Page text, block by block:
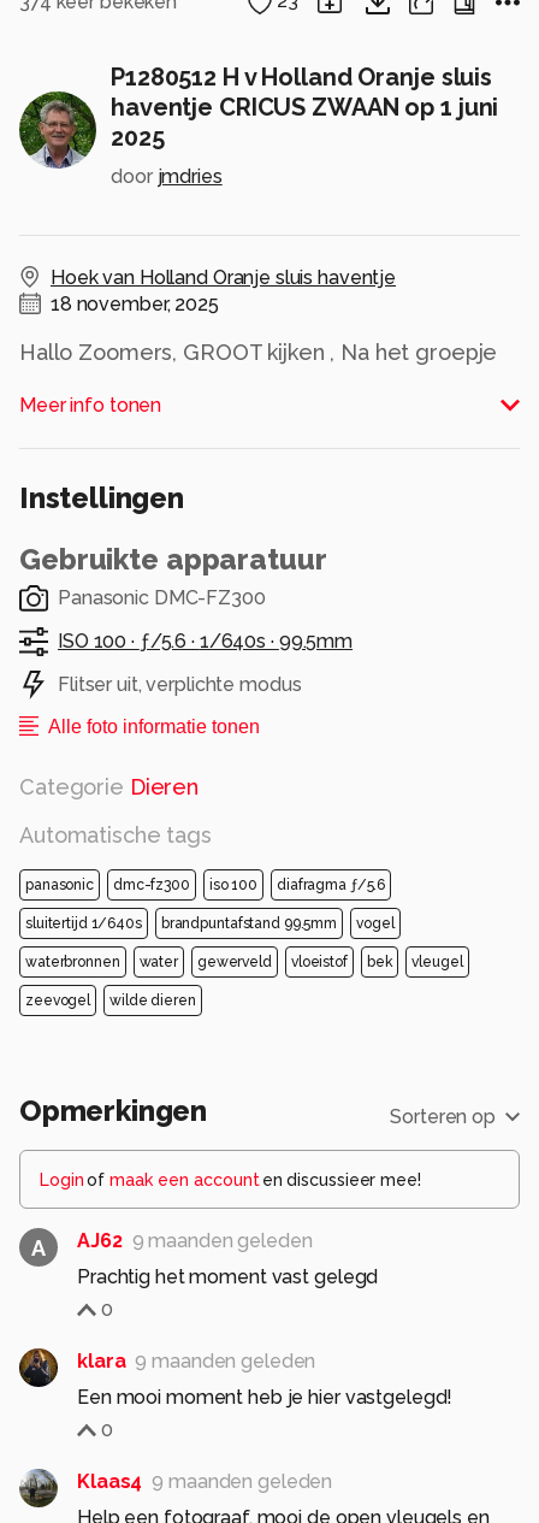
P1280512 H v Holland Oranje sluis
haventje CRICUS ZWAAN op 1 juni
2025
door jmdries
Hoek van Holland Oranje sluis haventje
18 november, 2025
Hallo Zoomers, GROOT kijken , Na het groepje
midden in het haventje bezig een LIVE SHOW
op te voeren , Dit duurde minuten lang en hij
Iedereen weer bedankt voor de reactie s op de
Groeten Jos Dries
Alle rechten voorbehouden
Meer info tonen
Instellingen
Gebruikte apparatuur
Panasonic DMC-FZ300
ISO 100 · ƒ/5.6 · 1/640s · 99.5mm
Flitser uit, verplichte modus
Alle foto informatie tonen
Categorie Dieren
Automatische tags
panasonic dmc-fz300 iso 100 diafragma ƒ/5.6
sluitertijd 1/640s brandpuntafstand 99.5mm vogel
waterbronnen water gewerveld vloeistof bek vleugel
zeevogel wilde dieren
Opmerkingen Sorteren op
Loginof maak een account en discussieer mee!
A AJ62 9 maanden geleden
Prachtig het moment vast gelegd
0
klara 9 maanden geleden
Een mooi moment heb je hier vastgelegd!
0
Klaas4 9 maanden geleden
Help een fotograaf, mooi de open vleugels en